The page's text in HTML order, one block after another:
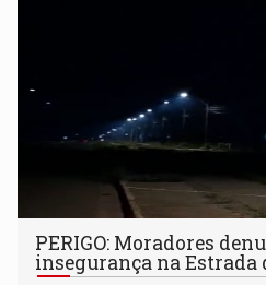
PERIGO: Moradores
insegurança na Estrada